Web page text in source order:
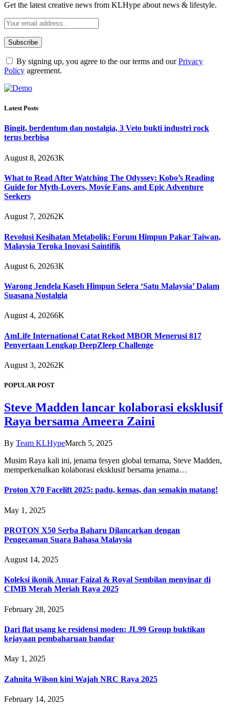
Get the latest creative news from KLHype about news & lifestyle.
By signing up, you agree to the our terms and ourPrivacy
Policy agreement.
Latest Posts
Bingit, berdentum dan nostalgia, 3 Veto bukti industri rock
terus berbisa
August 8, 20263K
What to Read After Watching The Odyssey: Kobo’s Reading
Guide for Myth-Lovers, Movie Fans, and Epic Adventure
Seekers
August 7, 20262K
Revolusi Kesihatan Metabolik: Forum Himpun Pakar Taiwan,
Malaysia Teroka Inovasi Saintifik
August 6, 20263K
Warong Jendela Kaseh Himpun Selera ‘Satu Malaysia’ Dalam
Suasana Nostalgia
August 4, 20266K
AmLife International Catat Rekod MBOR Menerusi 817
Penyertaan Lengkap DeepZleep Challenge
August 3, 20262K
POPULAR POST
Steve Madden lancar kolaborasi eksklusif
Raya bersama Ameera Zaini
By Team KLHypeMarch 5, 2025
Musim Raya kali ini, jenama fesyen global ternama, Steve Madden,
memperkenalkan kolaborasi eksklusif bersama jenama…
Proton X70 Facelift 2025: padu, kemas, dan semakin matang!
May 1, 2025
PROTON X50 Serba Baharu Dilancarkan dengan
Pengecaman Suara Bahasa Malaysia
August 14, 2025
Koleksi ikonik Anuar Faizal & Royal Sembilan menyinar di
CIMB Merah Meriah Raya 2025
February 28, 2025
Dari flat usang ke residensi moden: JL99 Group buktikan
kejayaan pembaharuan bandar
May 1, 2025
Zahnita Wilson kini Wajah NRC Raya 2025
February 14, 2025